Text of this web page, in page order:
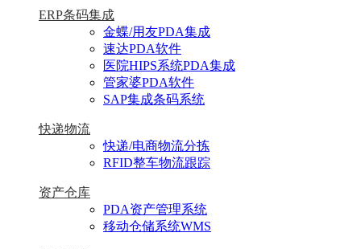
ERP条码集成
金蝶/用友PDA集成
速达PDA软件
医院HIPS系统PDA集成
管家婆PDA软件
SAP集成条码系统
快递物流
快递/电商物流分拣
RFID整车物流跟踪
资产仓库
PDA资产管理系统
移动仓储系统WMS